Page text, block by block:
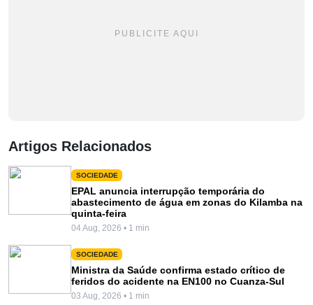
PUBLICITE AQUI
Artigos Relacionados
SOCIEDADE
EPAL anuncia interrupção temporária do
abastecimento de água em zonas do Kilamba na
quinta-feira
04 Aug, 2026 • 1 min
SOCIEDADE
Ministra da Saúde confirma estado crítico de
feridos do acidente na EN100 no Cuanza-Sul
03 Aug, 2026 • 1 min